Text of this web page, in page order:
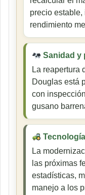
precio estable,
rendimiento
Sanidad y
La reapertura
Douglas está
con
gusano
La
las próximas
estadísticas,
manejo a los